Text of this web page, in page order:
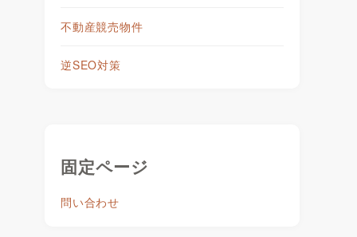
不動産競売物件
逆SEO対策
固定ページ
問い合わせ